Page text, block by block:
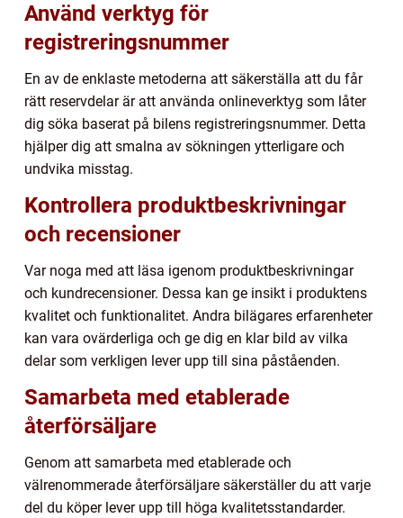
Använd verktyg för
registreringsnummer
En av de enklaste metoderna att säkerställa att du får
rätt reservdelar är att använda onlineverktyg som låter
dig söka baserat på bilens registreringsnummer. Detta
hjälper dig att smalna av sökningen ytterligare och
undvika misstag.
Kontrollera produktbeskrivningar
och recensioner
Var noga med att läsa igenom produktbeskrivningar
och kundrecensioner. Dessa kan ge insikt i produktens
kvalitet och funktionalitet. Andra bilägares erfarenheter
kan vara ovärderliga och ge dig en klar bild av vilka
delar som verkligen lever upp till sina påståenden.
Samarbeta med etablerade
återförsäljare
Genom att samarbeta med etablerade och
välrenommerade återförsäljare säkerställer du att varje
del du köper lever upp till höga kvalitetsstandarder.